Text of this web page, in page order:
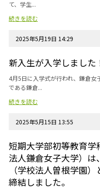
て、学生...
続きを読む
2025年5月19日 14:29
新入生が入学しました
4月5日に入学式が行われ、鎌倉
である鎌倉...
続きを読む
2025年5月15日 13:55
短期大学部初等教育
法人鎌倉女子大学）
（学校法人曽根学園
締結しました。